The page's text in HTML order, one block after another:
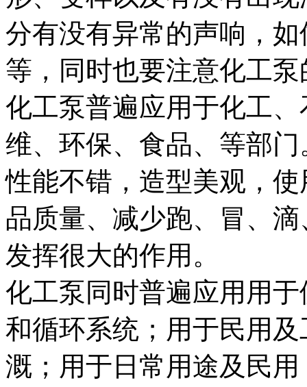
分有没有异常的声响，
等，同时也要注意化工
化工泵普遍应用于化工
维、环保、食品、等部
性能不错，造型美观，
品质量、减少跑、冒、
发挥很大的作用。
化工泵同时普遍应用用
和循环系统；用于民用
溉；用于日常用途及民